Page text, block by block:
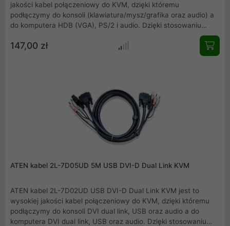
jakości kabel połączeniowy do KVM, dzięki któremu
podłączymy do konsoli (klawiatura/mysz/grafika oraz audio) a
do komputera HDB (VGA), PS/2 i audio. Dzięki stosowaniu
kompatybilnych urządzeń firmy ATEN zapewniamy pewność i
jakość połączeń.
147,00 zł
ATEN kabel 2L-7D05UD 5M USB DVI-D Dual Link KVM
ATEN kabel 2L-7D02UD USB DVI-D Dual Link KVM jest to
wysokiej jakości kabel połączeniowy do KVM, dzięki któremu
podłączymy do konsoli DVI dual link, USB oraz audio a do
komputera DVI dual link, USB oraz audio. Dzięki stosowaniu